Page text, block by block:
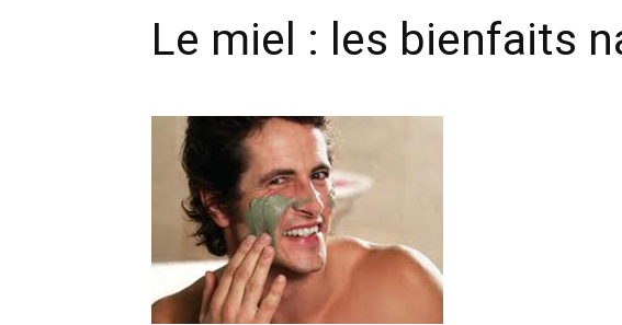
Le miel : les bienfaits